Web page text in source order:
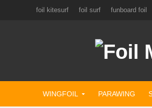
foil kitesurf foil surf funboard foil
WINGFOIL PARAWING